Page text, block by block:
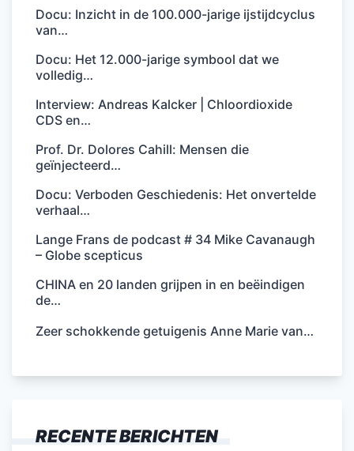
Docu: Inzicht in de 100.000-jarige ijstijdcyclus
van…
Docu: Het 12.000-jarige symbool dat we
volledig…
Interview: Andreas Kalcker | Chloordioxide
CDS en…
Prof. Dr. Dolores Cahill: Mensen die
geïnjecteerd…
Docu: Verboden Geschiedenis: Het onvertelde
verhaal…
Lange Frans de podcast # 34 Mike Cavanaugh
– Globe scepticus
CHINA en 20 landen grijpen in en beëindigen
de…
Zeer schokkende getuigenis Anne Marie van…
RECENTE BERICHTEN